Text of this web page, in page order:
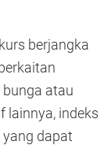
berjangka
atau
lainnya, indeks
dapat